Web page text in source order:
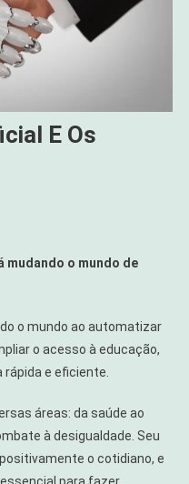
E Os
o mundo de
o mundo ao automatizar
o acesso à educação,
e eficiente.
áreas: da saúde ao
à desigualdade. Seu
o cotidiano, e
para fazer